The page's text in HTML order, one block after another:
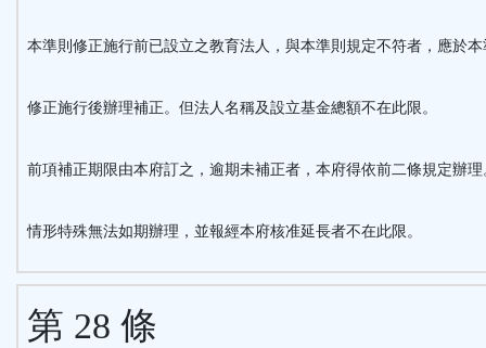
本準則修正施行前已設立之教育法人，與本準則規定不符者，應於本
修正施行後辦理補正。但法人名稱及設立基金總額不在此限。
前項補正期限由本府訂之，逾期未補正者，本府得依前二條規定辦理
情形特殊無法如期辦理，並報經本府核准延長者不在此限。
第 28 條